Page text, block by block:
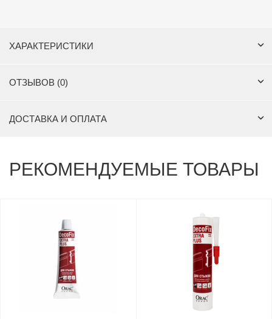
ХАРАКТЕРИСТИКИ
ОТЗЫВОВ (0)
ДОСТАВКА И ОПЛАТА
РЕКОМЕНДУЕМЫЕ ТОВАРЫ